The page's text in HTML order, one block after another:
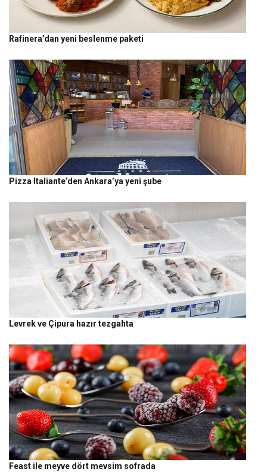
Rafinera’dan yeni beslenme paketi
Pizza Italiante’den Ankara’ya yeni şube
Levrek ve Çipura hazır tezgahta
Feast ile meyve dört mevsim sofrada